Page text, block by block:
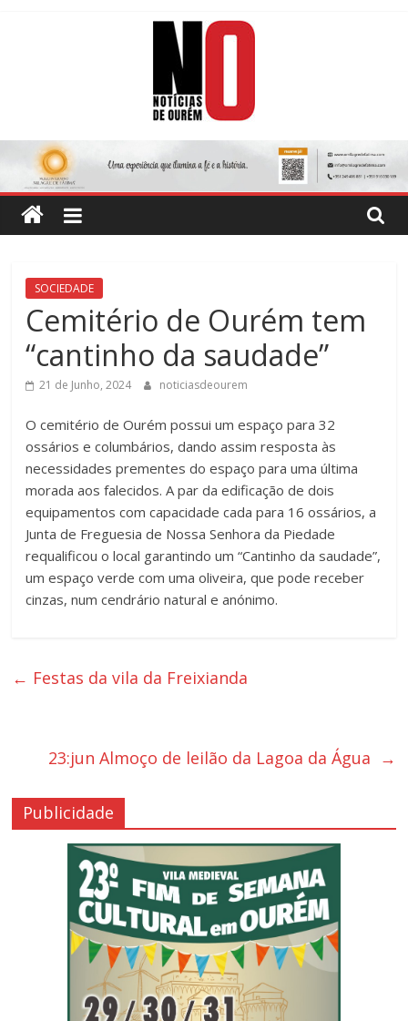
Notícias
de
Ourém
Jornal
Semanário
do
concelho
Ourém
SOCIEDADE
Cemitério de Ourém tem
“cantinho da saudade”
21 de Junho, 2024 noticiasdeourem
O cemitério de Ourém possui um espaço para 32
ossários e columbários, dando assim resposta às
necessidades prementes do espaço para uma última
morada aos falecidos. A par da edificação de dois
equipamentos com capacidade cada para 16 ossários, a
Junta de Freguesia de Nossa Senhora da Piedade
requalificou o local garantindo um “Cantinho da saudade”,
um espaço verde com uma oliveira, que pode receber
cinzas, num cendrário natural e anónimo.
← Festas da vila da Freixianda
23:jun Almoço de leilão da Lagoa da Água →
Publicidade